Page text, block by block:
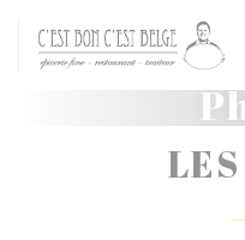
Personnalisation de vos